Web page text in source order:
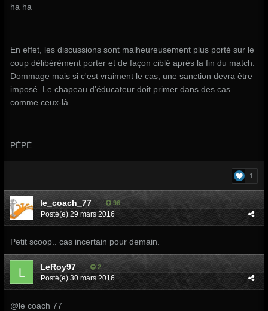
ha ha
En effet, les discussions sont malheureusement plus porté sur le
coup délibérément porter et de façon ciblé après la fin du match.
Dommage mais si c'est vraiment le cas, une sanction devra être
imposé. Le chapeau d'éducateur doit primer dans des cas
comme ceux-là.
PÉPÉ
1
le_coach_77 96
Posté(e) 29 mars 2016
Petit scoop.. cas incertain pour demain.
LeRoy97 2
Posté(e) 30 mars 2016
@le coach 77